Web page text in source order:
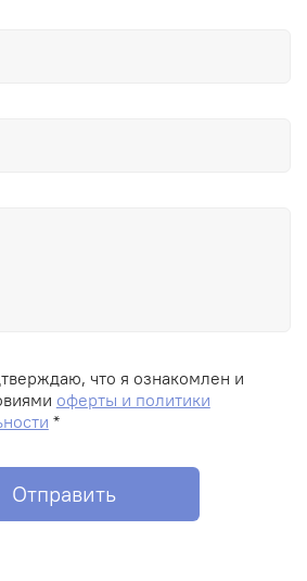
что я ознакомлен и
оферты и политики
*
Отправить